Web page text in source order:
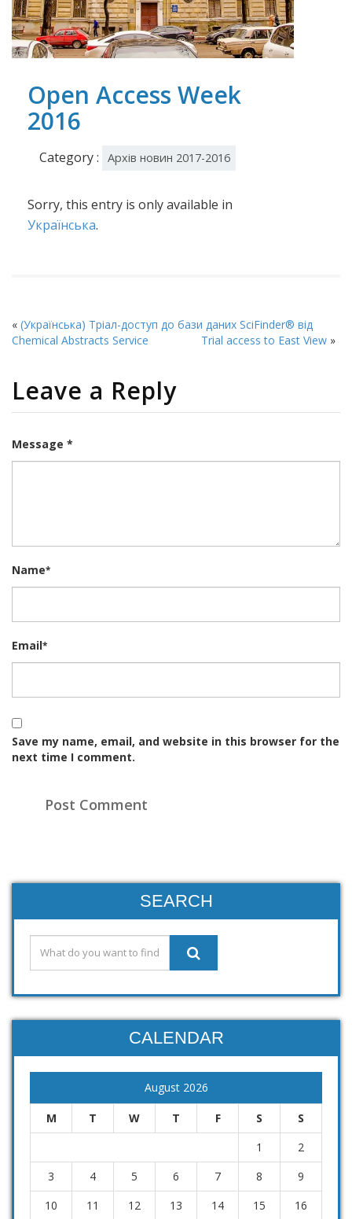
Open Access Week
2016
Category : Архів новин 2017-2016
Sorry, this entry is only available in
Українська.
« (Українська) Тріал-доступ до бази даних SciFinder® від
Chemical Abstracts Service
Trial access to East View»
Leave a Reply
Message *
Name*
Email*
Save my name, email, and website in this browser for the
next time I comment.
SEARCH
CALENDAR
August 2026
M T W T F S
S
1
2
3
4 5 6 7 8
9
10
11 12 13 14 15
16